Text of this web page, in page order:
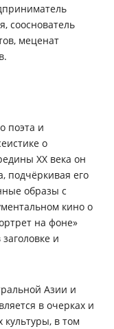
сооснователь
меценат
поэта и
о
XX века он
подчёркивая его
образы с
кино о
на фоне»
и
Азии и
в очерках и
культуры, в том